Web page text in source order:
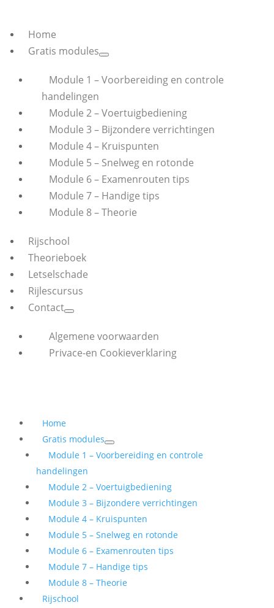
Home
Gratis modules
Module 1 – Voorbereiding en controle
handelingen
Module 2 – Voertuigbediening
Module 3 – Bijzondere verrichtingen
Module 4 – Kruispunten
Module 5 – Snelweg en rotonde
Module 6 – Examenrouten tips
Module 7 – Handige tips
Module 8 – Theorie
Rijschool
Theorieboek
Letselschade
Rijlescursus
Contact
Algemene voorwaarden
Privace-en Cookieverklaring
Home
Gratis modules
Module 1 – Voorbereiding en controle
handelingen
Module 2 – Voertuigbediening
Module 3 – Bijzondere verrichtingen
Module 4 – Kruispunten
Module 5 – Snelweg en rotonde
Module 6 – Examenrouten tips
Module 7 – Handige tips
Module 8 – Theorie
Rijschool